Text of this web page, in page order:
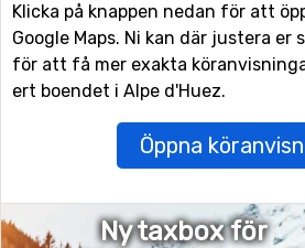
Klicka på knappen nedan för att
Google Maps. Ni kan där justera
för att få mer exakta
ert boendet i Alpe d'Huez.
Öppna
Ny taxbox för